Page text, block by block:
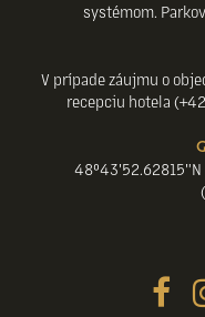
systémom.
V prípade záujmu o
recepciu hotela
48°43'52.62815"N